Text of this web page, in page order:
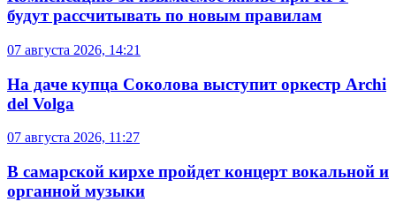
будут рассчитывать по новым правилам
07 августа 2026, 14:21
На даче купца Соколова выступит оркестр Archi
del Volga
07 августа 2026, 11:27
В самарской кирхе пройдет концерт вокальной и
органной музыки